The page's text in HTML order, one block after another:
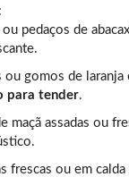
ou pedaços de
ou gomos de
para tender.
maçã assadas ou
frescas ou em